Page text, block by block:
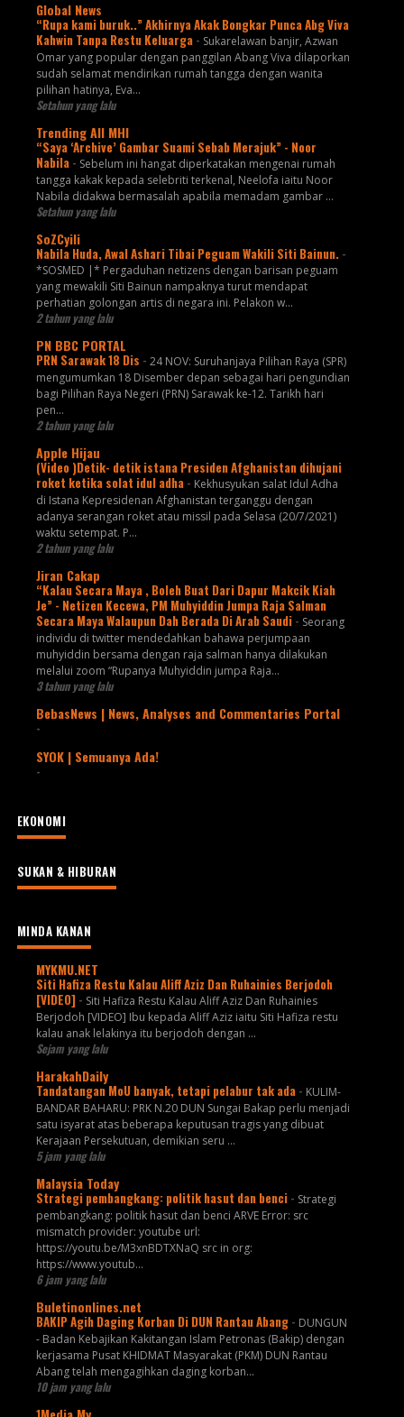
Global News
“Rupa kami buruk..” Akhirnya Akak Bongkar Punca Abg Viva
Kahwin Tanpa Restu Keluarga - Sukarelawan banjir, Azwan
Omar yang popular dengan panggilan Abang Viva dilaporkan
sudah selamat mendirikan rumah tangga dengan wanita
pilihan hatinya, Eva...
Setahun yang lalu
Trending All MHI
“Saya ‘Archive’ Gambar Suami Sebab Merajuk” - Noor
Nabila - Sebelum ini hangat diperkatakan mengenai rumah
tangga kakak kepada selebriti terkenal, Neelofa iaitu Noor
Nabila didakwa bermasalah apabila memadam gambar ...
Setahun yang lalu
SoZCyili
Nabila Huda, Awal Ashari Tibai Peguam Wakili Siti Bainun. -
*SOSMED |* Pergaduhan netizens dengan barisan peguam
yang mewakili Siti Bainun nampaknya turut mendapat
perhatian golongan artis di negara ini. Pelakon w...
2 tahun yang lalu
PN BBC PORTAL
PRN Sarawak 18 Dis - 24 NOV: Suruhanjaya Pilihan Raya (SPR)
mengumumkan 18 Disember depan sebagai hari pengundian
bagi Pilihan Raya Negeri (PRN) Sarawak ke-12. Tarikh hari
pen...
2 tahun yang lalu
Apple Hijau
(Video )Detik- detik istana Presiden Afghanistan dihujani
roket ketika solat idul adha - Kekhusyukan salat Idul Adha
di Istana Kepresidenan Afghanistan terganggu dengan
adanya serangan roket atau missil pada Selasa (20/7/2021)
waktu setempat. P...
2 tahun yang lalu
Jiran Cakap
“Kalau Secara Maya , Boleh Buat Dari Dapur Makcik Kiah
Je” - Netizen Kecewa, PM Muhyiddin Jumpa Raja Salman
Secara Maya Walaupun Dah Berada Di Arab Saudi - Seorang
individu di twitter mendedahkan bahawa perjumpaan
muhyiddin bersama dengan raja salman hanya dilakukan
melalui zoom “Rupanya Muhyiddin jumpa Raja...
3 tahun yang lalu
BebasNews | News, Analyses and Commentaries Portal
-
SYOK | Semuanya Ada!
-
EKONOMI
SUKAN & HIBURAN
MINDA KANAN
MYKMU.NET
Siti Hafiza Restu Kalau Aliff Aziz Dan Ruhainies Berjodoh
[VIDEO] - Siti Hafiza Restu Kalau Aliff Aziz Dan Ruhainies
Berjodoh [VIDEO] Ibu kepada Aliff Aziz iaitu Siti Hafiza restu
kalau anak lelakinya itu berjodoh dengan ...
Sejam yang lalu
HarakahDaily
Tandatangan MoU banyak, tetapi pelabur tak ada - KULIM-
BANDAR BAHARU: PRK N.20 DUN Sungai Bakap perlu menjadi
satu isyarat atas beberapa keputusan tragis yang dibuat
Kerajaan Persekutuan, demikian seru ...
5 jam yang lalu
Malaysia Today
Strategi pembangkang: politik hasut dan benci - Strategi
pembangkang: politik hasut dan benci ARVE Error: src
mismatch provider: youtube url:
https://youtu.be/M3xnBDTXNaQ src in org:
https://www.youtub...
6 jam yang lalu
Buletinonlines.net
BAKIP Agih Daging Korban Di DUN Rantau Abang - DUNGUN
- Badan Kebajikan Kakitangan Islam Petronas (Bakip) dengan
kerjasama Pusat KHIDMAT Masyarakat (PKM) DUN Rantau
Abang telah mengagihkan daging korban...
10 jam yang lalu